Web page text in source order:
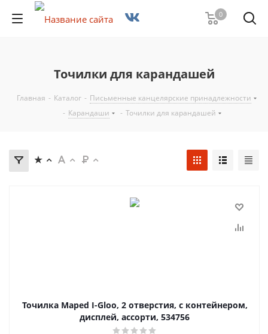
0
Точилки для карандашей
Главная - Каталог - Письменные канцелярские принадлежности
- Карандаши - Точилки для карандашей
Точилка Maped I-Gloo, 2 отверстия, с контейнером,
дисплей, ассорти, 534756